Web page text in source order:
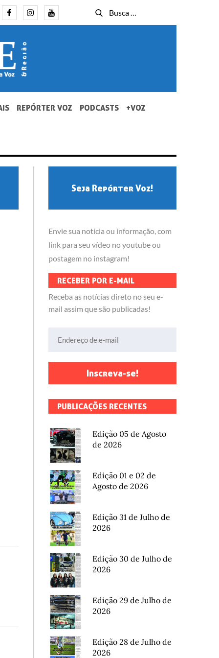
FacebookInstagramYoutube
Busca
for:
Busca
REPÓRTER VOZ PODCASTS +VOZ
Seja Repórter Voz!
Envie sua notícia ou informação, com
link para seu vídeo no youtube ou
postagem no instagram!
RECEBER POR E-MAIL
Receba as notícias direto no seu e-
mail assim que são publicadas!
Inscreva-se!
PUBLICAÇÕES RECENTES
Edição 05 de Agosto
de 2026
Edição 01 e 02 de
Agosto de 2026
Edição 31 de Julho de
2026
Edição 30 de Julho de
2026
Edição 29 de Julho de
2026
Edição 28 de Julho de
2026